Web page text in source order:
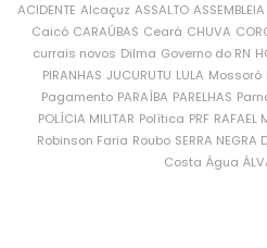
ACIDENTE Alcaçuz ASSALTO
Caicó CARAÚBAS Ceará CHUVA
currais novos Dilma Governo do RN
PIRANHAS JUCURUTU LULA Mossoró
Pagamento PARAÍBA PARELHAS
POLÍCIA MILITAR Política PRF RAFAEL
Robinson Faria Roubo SERRA NEGRA
Costa Água